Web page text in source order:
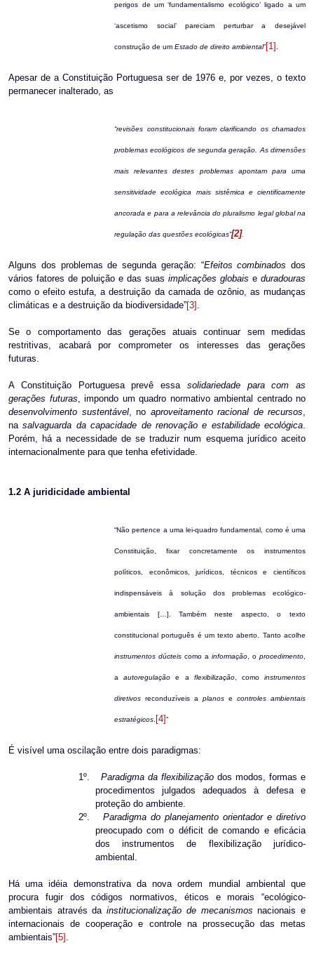
perigos de um ‘fundamentalismo ecológico’ ligado a um
‘ascetismo social’ pareciam perturbar a desejável
construção de umEstado de direito ambiental”[1].
Apesar de a Constituição Portuguesa ser de 1976 e, por vezes, o texto
permanecer inalterado, as
“revisões constitucionais foram clarificando os chamados
problemas ecológicos de segunda geração. As dimensões
mais relevantes destes problemas apontam para uma
sensitividade ecológica mais sistêmica e cientificamente
ancorada e para a relevância do pluralismo legal global na
regulação das questões ecológicas”[2].
Alguns dos problemas de segunda geração: “Efeitos combinados dos
vários fatores de poluição e das suas implicações globais e duradouras
como o efeito estufa, a destruição da camada de ozônio, as mudanças
climáticas e a destruição da biodiversidade”[3] .
Se o comportamento das gerações atuais continuar sem medidas
restritivas, acabará por comprometer os interesses das gerações
futuras.
A Constituição Portuguesa prevê essa solidariedade para com as
gerações futuras, impondo um quadro normativo ambiental centrado no
desenvolvimento sustentável, no aproveitamento racional de recursos,
nasalvaguarda da capacidade de renovação e estabilidade ecológica.
Porém, há a necessidade de se traduzir num esquema jurídico aceito
internacionalmente para que tenha efetividade.
1.2 A juridicidade ambiental
“Não pertence a uma lei-quadro fundamental, como é uma
Constituição, fixar concretamente os instrumentos
políticos, econômicos, jurídicos, técnicos e científicos
indispensáveis à solução dos problemas ecológico-
ambientais […]. Também neste aspecto, o texto
constitucional português é um texto aberto. Tanto acolhe
instrumentos dúcteiscomo a informação, oprocedimento,
aautoregulação e a flexibilização, comoinstrumentos
diretivosreconduzíveis aplanos econtroles ambientais
estratégicos. [4]”
É visível uma oscilação entre dois paradigmas:
1º. Paradigma da flexibilização dos modos, formas e
procedimentos julgados adequados à defesa e
proteção do ambiente.
2º.
Paradigma do planejamento orientador e diretivo
preocupado com o déficit de comando e eficácia
dos instrumentos de flexibilização jurídico-
ambiental.
Há uma idéia demonstrativa da nova ordem mundial ambiental que
procura fugir dos códigos normativos, éticos e morais “ecológico-
ambientais através dainstitucionalização de mecanismosnacionais e
internacionais de cooperação e controle na prossecução das metas
ambientais”[5] .